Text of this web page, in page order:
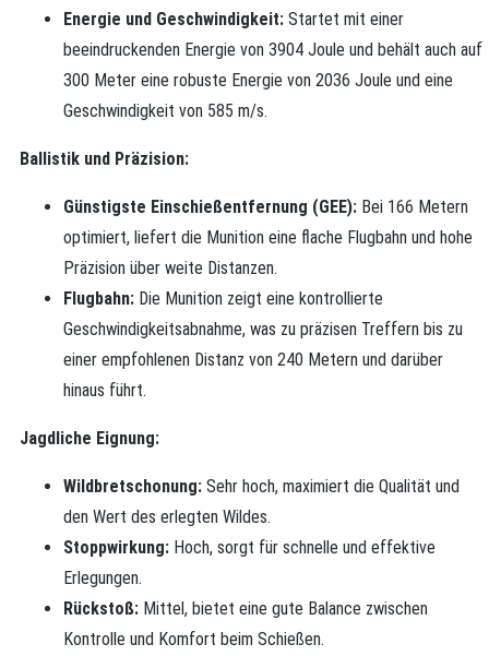
Energie und Geschwindigkeit: Startet mit einer
beeindruckenden Energie von 3904 Joule und behält auch auf
300 Meter eine robuste Energie von 2036 Joule und eine
Geschwindigkeit von 585 m/s.
Ballistik und Präzision:
Günstigste Einschießentfernung (GEE): Bei 166 Metern
optimiert, liefert die Munition eine flache Flugbahn und hohe
Präzision über weite Distanzen.
Flugbahn: Die Munition zeigt eine kontrollierte
Geschwindigkeitsabnahme, was zu präzisen Treffern bis zu
einer empfohlenen Distanz von 240 Metern und darüber
hinaus führt.
Jagdliche Eignung:
Wildbretschonung: Sehr hoch, maximiert die Qualität und
den Wert des erlegten Wildes.
Stoppwirkung: Hoch, sorgt für schnelle und effektive
Erlegungen.
Rückstoß: Mittel, bietet eine gute Balance zwischen
Kontrolle und Komfort beim Schießen.